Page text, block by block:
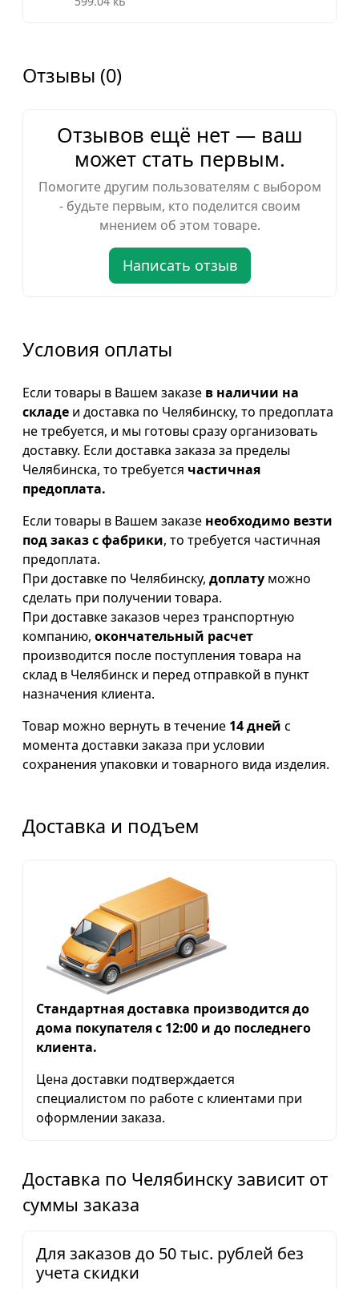
Отзывы (0)
Отзывов ещё нет — ваш
может стать первым.
Помогите другим пользователям с выбором
- будьте первым, кто поделится своим
мнением об этом товаре.
Написать отзыв
Условия оплаты
Если товары в Вашем заказе в наличии на
складе и доставка по Челябинску, то предоплата
не требуется, и мы готовы сразу организовать
доставку. Если доставка заказа за пределы
Челябинска, то требуется частичная
предоплата.
Если товары в Вашем заказе необходимо везти
под заказ с фабрики, то требуется частичная
предоплата.
При доставке по Челябинску, доплату можно
сделать при получении товара.
При доставке заказов через транспортную
компанию, окончательный расчет
производится после поступления товара на
склад в Челябинск и перед отправкой в пункт
назначения клиента.
Товар можно вернуть в течение 14 дней с
момента доставки заказа при условии
сохранения упаковки и товарного вида изделия.
Доставка и подъем
Стандартная доставка производится до
дома покупателя с 12:00 и до последнего
клиента.
Цена доставки подтверждается
специалистом по работе с клиентами при
оформлении заказа.
Доставка по Челябинску зависит от
суммы заказа
Для заказов до 50 тыс. рублей без
учета скидки